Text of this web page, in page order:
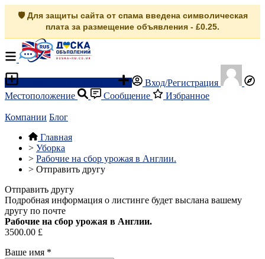
🛡️ Для защиты сайта от спама введена символическая
плата за размещение объявления - £0.25.
Вход/Регистрация
Местоположение
Сообщение Избранное
Компании Блог
Главная
> Уборка
> Рабочие на сбор урожая в Англии.
> Отправить другу
Отправить другу
Подробная информация о листинге будет выслана вашему
другу по почте
Рабочие на сбор урожая в Англии.
3500.00 £
Ваше имя *